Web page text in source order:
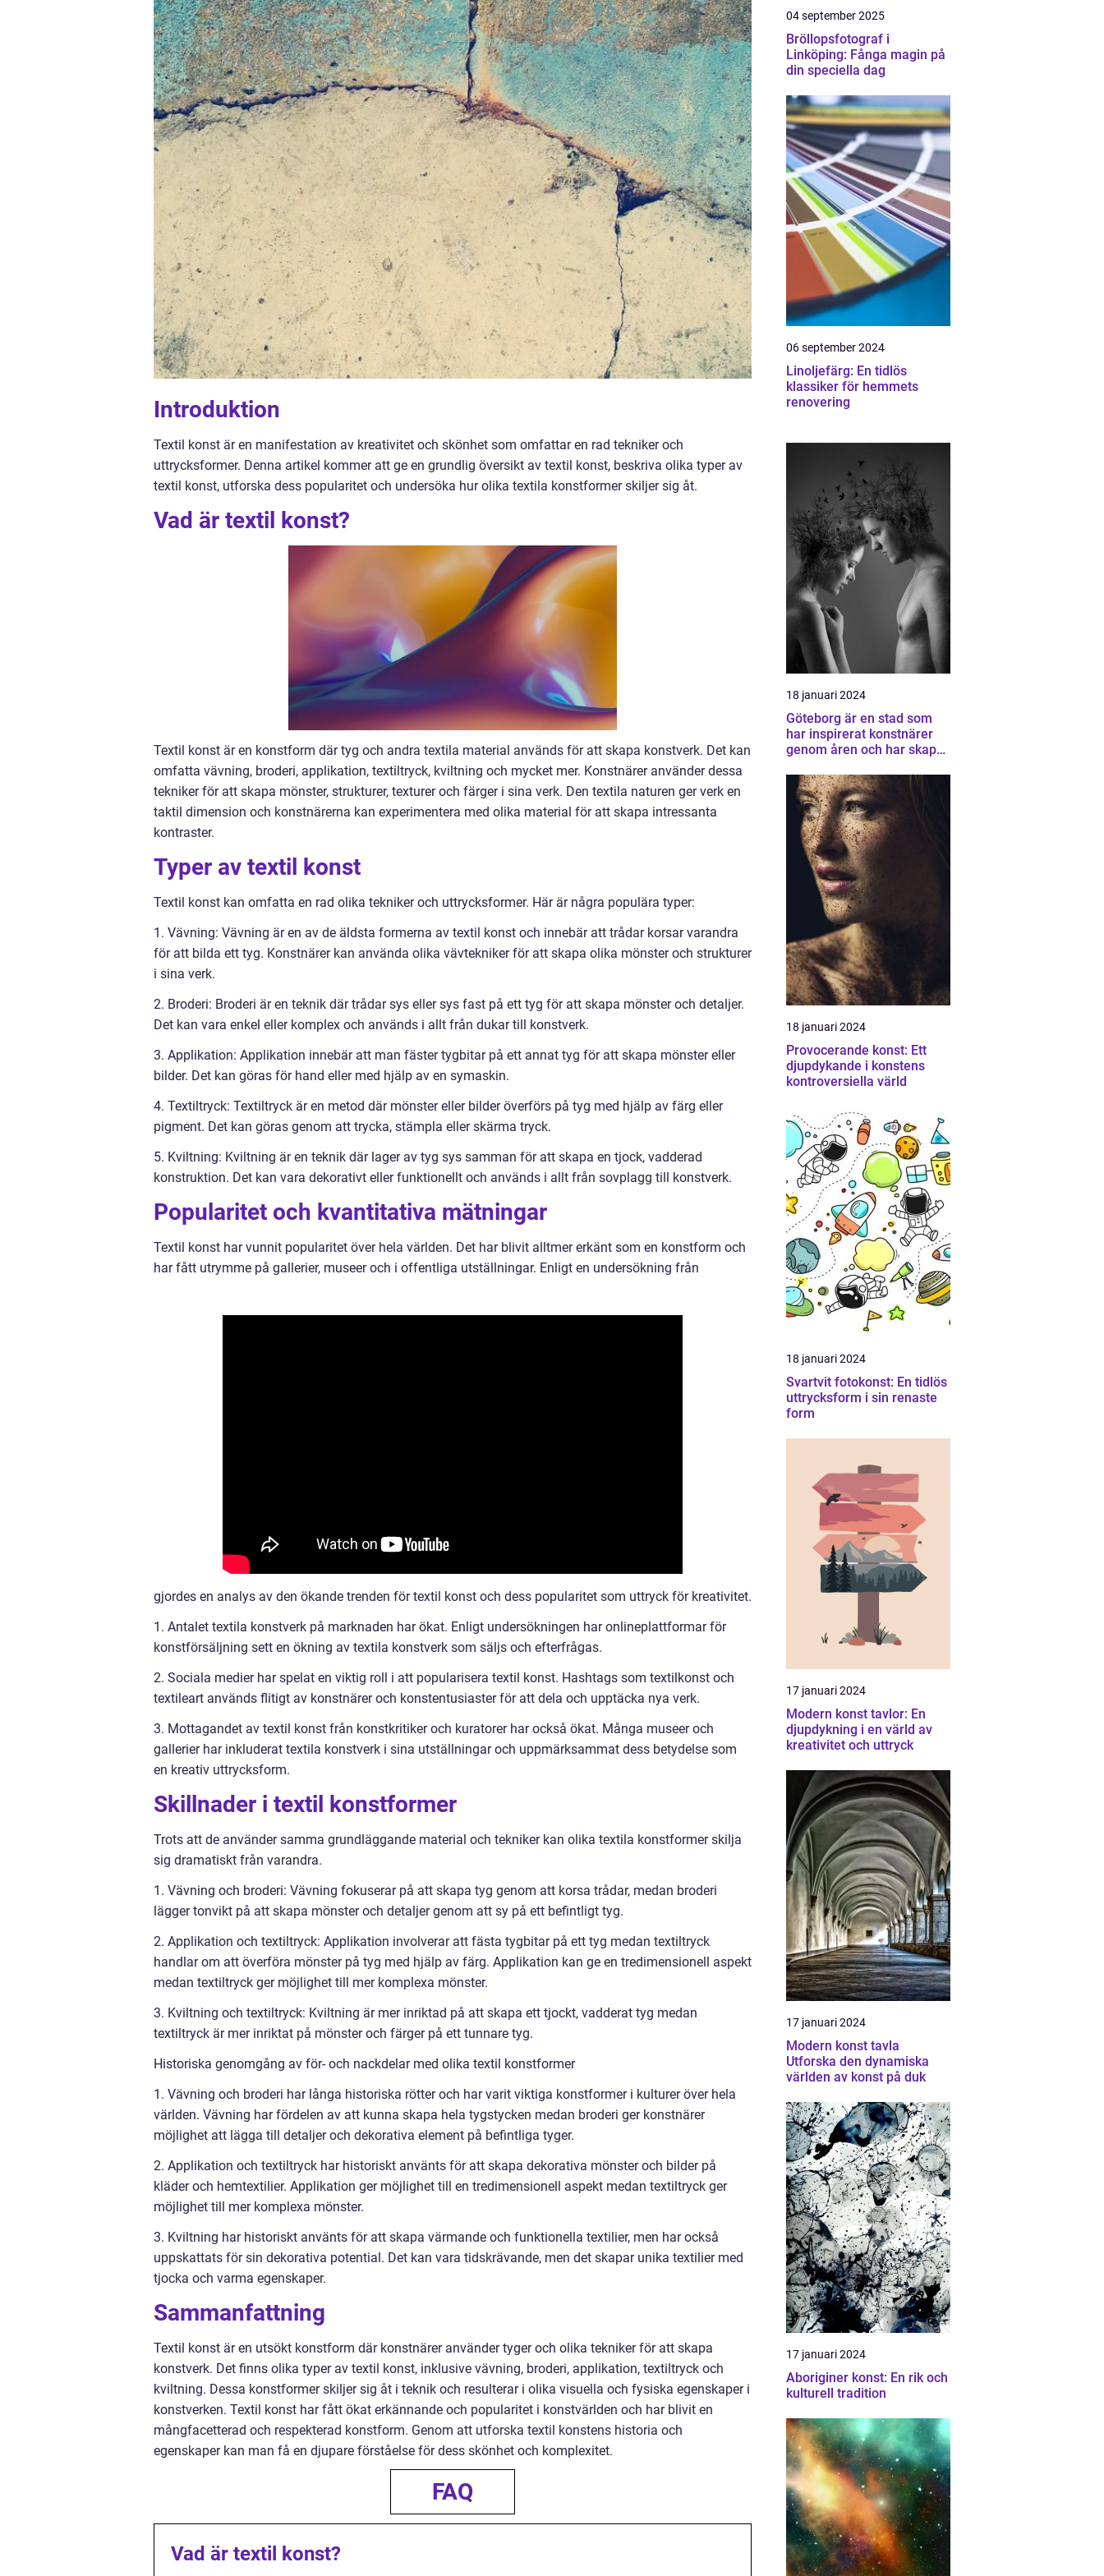
Introduktion
Textil konst är en manifestation av kreativitet och skönhet som omfattar en rad tekniker och
uttrycksformer. Denna artikel kommer att ge en grundlig översikt av textil konst, beskriva olika typer av
textil konst, utforska dess popularitet och undersöka hur olika textila konstformer skiljer sig åt.
Vad är textil konst?
Textil konst är en konstform där tyg och andra textila material används för att skapa konstverk. Det kan
omfatta vävning, broderi, applikation, textiltryck, kviltning och mycket mer. Konstnärer använder dessa
tekniker för att skapa mönster, strukturer, texturer och färger i sina verk. Den textila naturen ger verk en
taktil dimension och konstnärerna kan experimentera med olika material för att skapa intressanta
kontraster.
Typer av textil konst
Textil konst kan omfatta en rad olika tekniker och uttrycksformer. Här är några populära typer:
1. Vävning: Vävning är en av de äldsta formerna av textil konst och innebär att trådar korsar varandra
för att bilda ett tyg. Konstnärer kan använda olika vävtekniker för att skapa olika mönster och strukturer
i sina verk.
2. Broderi: Broderi är en teknik där trådar sys eller sys fast på ett tyg för att skapa mönster och detaljer.
Det kan vara enkel eller komplex och används i allt från dukar till konstverk.
3. Applikation: Applikation innebär att man fäster tygbitar på ett annat tyg för att skapa mönster eller
bilder. Det kan göras för hand eller med hjälp av en symaskin.
4. Textiltryck: Textiltryck är en metod där mönster eller bilder överförs på tyg med hjälp av färg eller
pigment. Det kan göras genom att trycka, stämpla eller skärma tryck.
5. Kviltning: Kviltning är en teknik där lager av tyg sys samman för att skapa en tjock, vadderad
konstruktion. Det kan vara dekorativt eller funktionellt och används i allt från sovplagg till konstverk.
Popularitet och kvantitativa mätningar
Textil konst har vunnit popularitet över hela världen. Det har blivit alltmer erkänt som en konstform och
har fått utrymme på gallerier, museer och i offentliga utställningar. Enligt en undersökning från
gjordes en analys av den ökande trenden för textil konst och dess popularitet som uttryck för kreativitet.
1. Antalet textila konstverk på marknaden har ökat. Enligt undersökningen har onlineplattformar för
konstförsäljning sett en ökning av textila konstverk som säljs och efterfrågas.
2. Sociala medier har spelat en viktig roll i att popularisera textil konst. Hashtags som textilkonst och
textileart används flitigt av konstnärer och konstentusiaster för att dela och upptäcka nya verk.
3. Mottagandet av textil konst från konstkritiker och kuratorer har också ökat. Många museer och
gallerier har inkluderat textila konstverk i sina utställningar och uppmärksammat dess betydelse som
en kreativ uttrycksform.
Skillnader i textil konstformer
Trots att de använder samma grundläggande material och tekniker kan olika textila konstformer skilja
sig dramatiskt från varandra.
1. Vävning och broderi: Vävning fokuserar på att skapa tyg genom att korsa trådar, medan broderi
lägger tonvikt på att skapa mönster och detaljer genom att sy på ett befintligt tyg.
2. Applikation och textiltryck: Applikation involverar att fästa tygbitar på ett tyg medan textiltryck
handlar om att överföra mönster på tyg med hjälp av färg. Applikation kan ge en tredimensionell aspekt
medan textiltryck ger möjlighet till mer komplexa mönster.
3. Kviltning och textiltryck: Kviltning är mer inriktad på att skapa ett tjockt, vadderat tyg medan
textiltryck är mer inriktat på mönster och färger på ett tunnare tyg.
Historiska genomgång av för- och nackdelar med olika textil konstformer
1. Vävning och broderi har långa historiska rötter och har varit viktiga konstformer i kulturer över hela
världen. Vävning har fördelen av att kunna skapa hela tygstycken medan broderi ger konstnärer
möjlighet att lägga till detaljer och dekorativa element på befintliga tyger.
2. Applikation och textiltryck har historiskt använts för att skapa dekorativa mönster och bilder på
kläder och hemtextilier. Applikation ger möjlighet till en tredimensionell aspekt medan textiltryck ger
möjlighet till mer komplexa mönster.
3. Kviltning har historiskt använts för att skapa värmande och funktionella textilier, men har också
uppskattats för sin dekorativa potential. Det kan vara tidskrävande, men det skapar unika textilier med
tjocka och varma egenskaper.
Sammanfattning
Textil konst är en utsökt konstform där konstnärer använder tyger och olika tekniker för att skapa
konstverk. Det finns olika typer av textil konst, inklusive vävning, broderi, applikation, textiltryck och
kviltning. Dessa konstformer skiljer sig åt i teknik och resulterar i olika visuella och fysiska egenskaper i
konstverken. Textil konst har fått ökat erkännande och popularitet i konstvärlden och har blivit en
mångfacetterad och respekterad konstform. Genom att utforska textil konstens historia och
egenskaper kan man få en djupare förståelse för dess skönhet och komplexitet.
FAQ
Vad är textil konst?
04 september 2025
Bröllopsfotograf i
Linköping: Fånga magin på
din speciella dag
06 september 2024
Linoljefärg: En tidlös
klassiker för hemmets
renovering
18 januari 2024
Göteborg är en stad som
har inspirerat konstnärer
genom åren och har skapat
konstverk som
representerar staden
18 januari 2024
Provocerande konst: Ett
djupdykande i konstens
kontroversiella värld
18 januari 2024
Svartvit fotokonst: En tidlös
uttrycksform i sin renaste
form
17 januari 2024
Modern konst tavlor: En
djupdykning i en värld av
kreativitet och uttryck
17 januari 2024
Modern konst tavla
Utforska den dynamiska
världen av konst på duk
17 januari 2024
Aboriginer konst: En rik och
kulturell tradition